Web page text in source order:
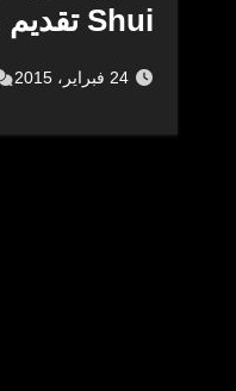
Shui تقديم شمس المحسن 2
24 فبراير، 2015